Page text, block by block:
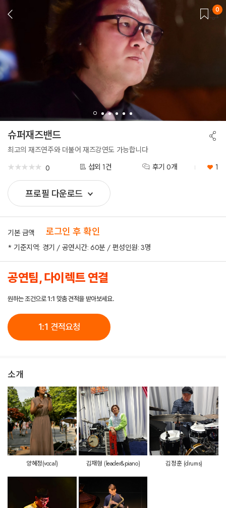
뒤
로
0
슈퍼재즈밴드
최고의 재즈연주와 더불어 재즈강연도 가능합니다
★★★★★
★★★★★ 0 섭외 1건 후기 0개 1
프로필 다운로드
공
유
기본 금액 로그인 후 확인
* 기준지역: 경기 / 공연시간: 60분 / 편성인원: 3명
공연팀, 다이렉트 연결
원하는 조건으로 1:1 맞춤 견적을 받아보세요.
1:1 견적요청
소개
양혜정(vocal) 김재형 (leader&piano) 김정훈 (drums)